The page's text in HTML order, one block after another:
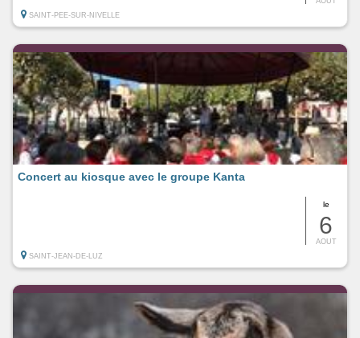
SAINT-PEE-SUR-NIVELLE
le
6
AOUT
Concert au kiosque avec le groupe Kanta
SAINT-JEAN-DE-LUZ